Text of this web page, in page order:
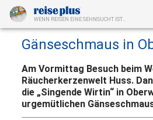
WENN REISEN EINE SEHNSUCHT IST...
Gänseschmaus in
Am Vormittag Besuch beim
Räucherkerzenwelt Huss.
die „Singende Wirtin“ in
urgemütlichen